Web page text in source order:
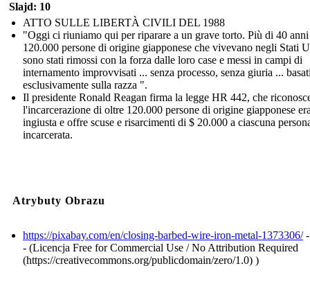
Slajd: 10
ATTO SULLE LIBERTÀ CIVILI DEL 1988
"Oggi ci riuniamo qui per riparare a un grave torto. Più di 40
120.000 persone di origine giapponese che vivevano negli Stati
sono stati rimossi con la forza dalle loro case e messi in campi di
internamento improvvisati ... senza processo, senza giuria ...
esclusivamente sulla razza ".
Il presidente Ronald Reagan firma la legge HR 442, che
l'incarcerazione di oltre 120.000 persone di origine giapponese
ingiusta e offre scuse e risarcimenti di $ 20.000 a ciascuna
incarcerata.
Atrybuty Obrazu
https://pixabay.com/en/closing-barbed-wire-iron-metal-1373306/-
- (Licencja Free for Commercial Use / No Attribution Required
(https://creativecommons.org/publicdomain/zero/1.0) )